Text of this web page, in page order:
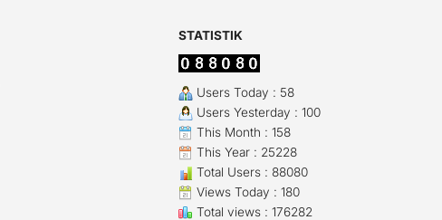
STATISTIK
Users Today : 58
Users Yesterday : 100
This Month : 158
This Year : 25228
Total Users : 88080
Views Today : 180
Total views : 176282